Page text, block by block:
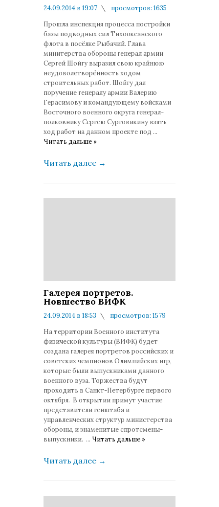
24.09.2014 в 19:07
просмотров: 1635
Прошла инспекция процесса постройки
базы подводных сил Тихоокеанского
флота в посёлке Рыбачий. Глава
минитерства обороны генерал армии
Сергей Шойгу выразил свою крайнюю
неудоволетворённость ходом
строительных работ. Шойгу дал
поручение генералу армии Валерию
Герасимову и командующему войсками
Восточного военного округа генерал-
полковнику Сергею Сурговикину взять
ход работ на данном проекте под ...
Читать дальше »
Читать далее →
Галерея портретов.
Новшество ВИФК
24.09.2014 в 18:53
просмотров: 1579
На территории Военного института
физической культуры (ВИФК) будет
создана галерея портретов российских и
советских чемпионов Олимпийских игр,
которые были выпускниками данного
военного вуза. Торжества будут
проходить в Санкт-Петербурге первого
октября. В открытии примут участие
представители генштаба и
управленческих структур министерства
обороны, и знаменитые спротсмены-
выпускники. ... Читать дальше »
Читать далее →